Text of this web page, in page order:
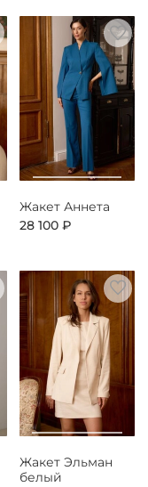
Жакет Аннета
28 100 ₽
Жакет Эльман
белый